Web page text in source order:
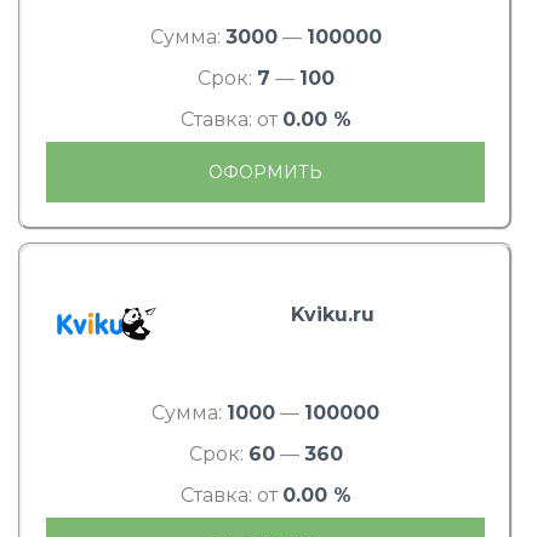
Сумма: 3000— 100000
Срок: 7 — 100
Ставка: от 0.00 %
ОФОРМИТЬ
Kviku.ru
Сумма: 1000 — 100000
Срок: 60— 360
Ставка: от 0.00 %